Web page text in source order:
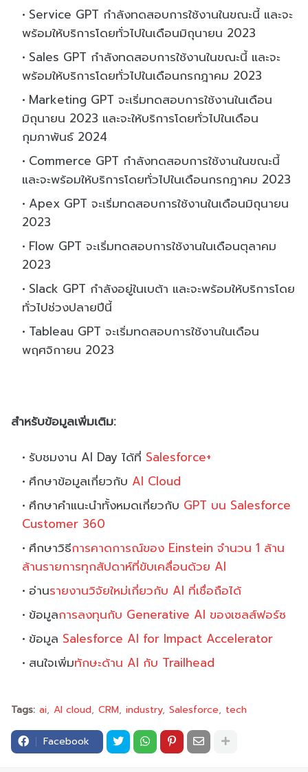
Service GPT กำลังทดสอบการใช้งานในขณะนี้ และจะ
พร้อมให้บริการโดยทั่วไปในเดือนมิถุนายน 2023
Sales GPT กำลังทดสอบการใช้งานในขณะนี้ และจะ
พร้อมให้บริการโดยทั่วไปในเดือนกรกฎาคม 2023
Marketing GPT จะเริ่มทดสอบการใช้งานในเดือน
มิถุนายน 2023 และจะให้บริการโดยทั่วไปในเดือน
กุมภาพันธ์ 2024
Commerce GPT กำลังทดสอบการใช้งานในขณะนี้
และจะพร้อมให้บริการโดยทั่วไปในเดือนกรกฎาคม 2023
Apex GPT จะเริ่มทดสอบการใช้งานในเดือนมิถุนายน
2023
Flow GPT จะเริ่มทดสอบการใช้งานในเดือนตุลาคม
2023
Slack GPT กำลังอยู่ในเบต้า และจะพร้อมให้บริการโดย
ทั่วไปช่วงปลายปีนี้
Tableau GPT จะเริ่มทดสอบการใช้งานในเดือน
พฤศจิกายน 2023
สำหรับข้อมูลเพิ่มเติม:
รับชมงาน AI Day ได้ที่ Salesforce+
ศึกษาข้อมูลเกี่ยวกับ AI Cloud
ศึกษาคำแนะนำทั้งหมดเกี่ยวกับ GPT บน Salesforce
Customer 360
ศึกษาวิธีการคาดการณ์ของ Einstein จำนวน 1 ล้าน
ล้านรายการทุกสัปดาห์ที่ขับเคลื่อนด้วย AI
อ่านรายงานวิจัยใหม่เกี่ยวกับ AI ที่เชื่อถือได้
ข้อมูลการลงทุนกับ Generative AI ของเซลส์ฟอร์ซ
ข้อมูล Salesforce AI for Impact Accelerator
สนใจเพิ่มทักษะด้าน AI กับ Trailhead
Tags: ai AI cloud CRM industry Salesforce tech
Facebook